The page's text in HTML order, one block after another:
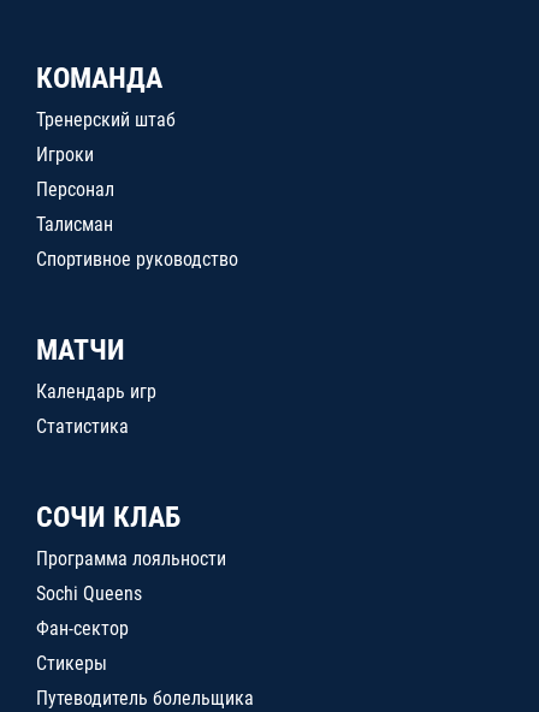
КОМАНДА
Тренерский штаб
Игроки
Персонал
Талисман
Спортивное руководство
МАТЧИ
Календарь игр
Статистика
СОЧИ КЛАБ
Программа лояльности
Sochi Queens
Фан-сектор
Стикеры
Путеводитель болельщика